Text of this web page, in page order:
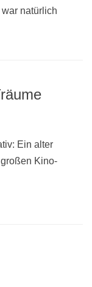
natürlich
Ein alter
Kino-